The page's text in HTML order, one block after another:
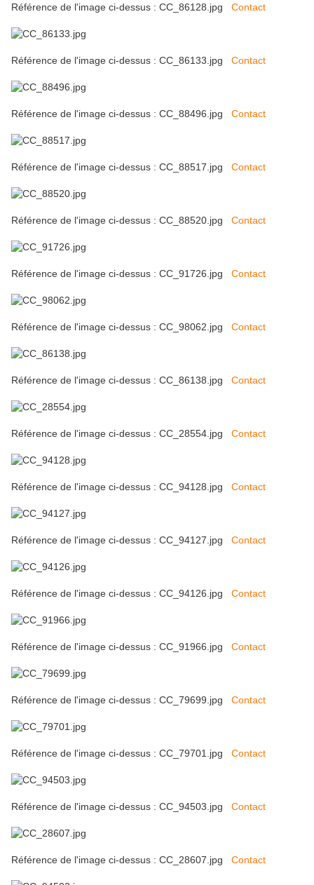
Référence de l'image ci-dessus : CC_86128.jpg Contact
Référence de l'image ci-dessus : CC_86133.jpg Contact
Référence de l'image ci-dessus : CC_88496.jpg Contact
Référence de l'image ci-dessus : CC_88517.jpg Contact
Référence de l'image ci-dessus : CC_88520.jpg Contact
Référence de l'image ci-dessus : CC_91726.jpg Contact
Référence de l'image ci-dessus : CC_98062.jpg Contact
Référence de l'image ci-dessus : CC_86138.jpg Contact
Référence de l'image ci-dessus : CC_28554.jpg Contact
Référence de l'image ci-dessus : CC_94128.jpg Contact
Référence de l'image ci-dessus : CC_94127.jpg Contact
Référence de l'image ci-dessus : CC_94126.jpg Contact
Référence de l'image ci-dessus : CC_91966.jpg Contact
Référence de l'image ci-dessus : CC_79699.jpg Contact
Référence de l'image ci-dessus : CC_79701.jpg Contact
Référence de l'image ci-dessus : CC_94503.jpg Contact
Référence de l'image ci-dessus : CC_28607.jpg Contact